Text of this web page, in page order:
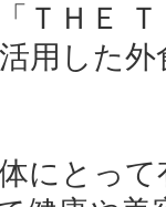
ＴＨＥ
用した
にとって